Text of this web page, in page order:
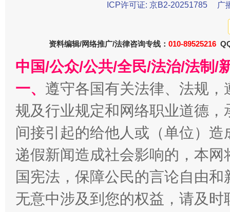
揭批美国五大"原罪" "炒
ICP许可证: 京B2-20251785
广
资料编辑/网络推广/法律咨询专线： 010-89525216
中国/公众/公共/全民/法治/法制/
一、 遵守各国有关法律、法规
规及行业规定和网络职业道德
间接引起的给他人或（单位）
递假新闻造成社会影响的，本
国宪法，保障公民的言论自由
无意中涉及到您的权益，请及